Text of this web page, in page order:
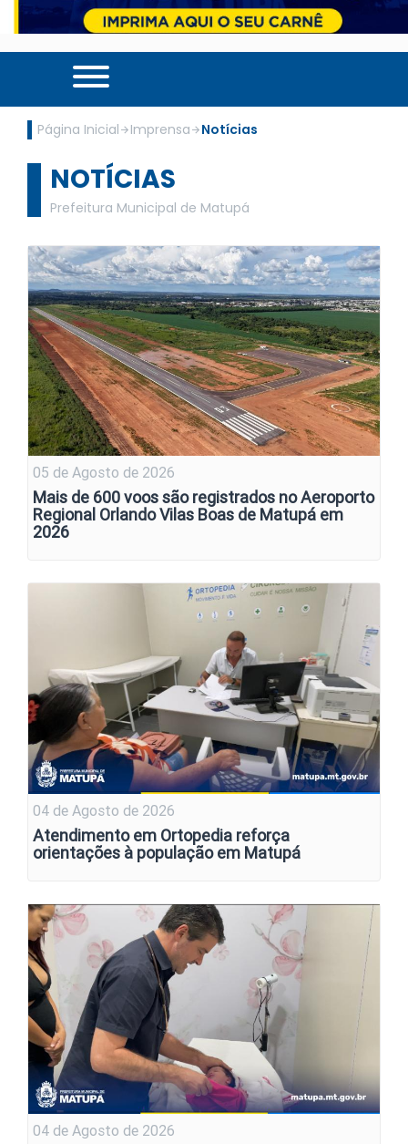
Página Inicial Imprensa Notícias
NOTÍCIAS
Prefeitura Municipal de Matupá
05 de Agosto de 2026
Mais de 600 voos são registrados no Aeroporto
Regional Orlando Vilas Boas de Matupá em
2026
04 de Agosto de 2026
Atendimento em Ortopedia reforça
orientações à população em Matupá
04 de Agosto de 2026